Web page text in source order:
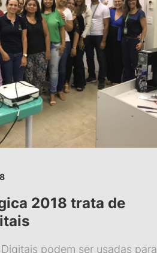
2018 trata de
podem ser usadas para